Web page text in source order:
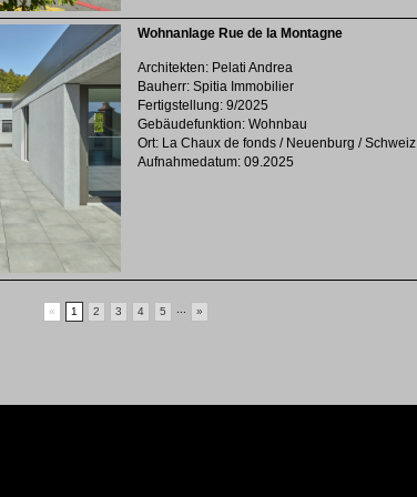
Wohnanlage Rue de la Montagne
Architekten: Pelati Andrea
Bauherr: Spitia Immobilier
Fertigstellung: 9/2025
Gebäudefunktion: Wohnbau
Ort: La Chaux de fonds / Neuenburg / Schweiz
Aufnahmedatum: 09.2025
« 1 2 3 4 5 »